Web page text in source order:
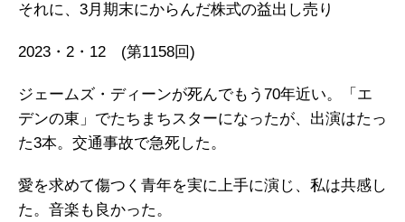
それに、3月期末にからんだ株式の益出し売り
2023・2・12 (第1158回)
ジェームズ・ディーンが死んでもう70年近い。「エ
デンの東」でたちまちスターになったが、出演はたっ
た3本。交通事故で急死した。
愛を求めて傷つく青年を実に上手に演じ、私は共感し
た。音楽も良かった。